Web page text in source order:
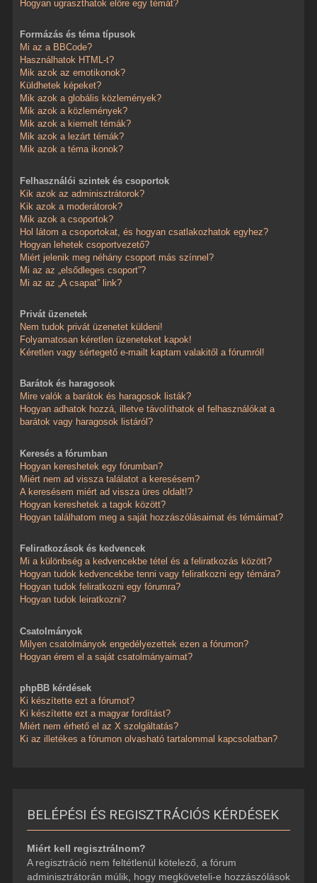
Hogyan ugraszthatok előre egy témát?
Formázás és téma típusok
Mi az a BBCode?
Használhatok HTML-t?
Mik azok az emotikonok?
Küldhetek képeket?
Mik azok a globális közlemények?
Mik azok a közlemények?
Mik azok a kiemelt témák?
Mik azok a lezárt témák?
Mik azok a téma ikonok?
Felhasználói szintek és csoportok
Kik azok az adminisztrátorok?
Kik azok a moderátorok?
Mik azok a csoportok?
Hol látom a csoportokat, és hogyan csatlakozhatok egyhez?
Hogyan lehetek csoportvezető?
Miért jelenik meg néhány csoport más színnel?
Mi az az „elsődleges csoport”?
Mi az az „A csapat” link?
Privát üzenetek
Nem tudok privát üzenetet küldeni!
Folyamatosan kéretlen üzeneteket kapok!
Kéretlen vagy sértegető e-mailt kaptam valakitől a fórumról!
Barátok és haragosok
Mire valók a barátok és haragosok listák?
Hogyan adhatok hozzá, illetve távolíthatok el felhasználókat a
barátok vagy haragosok listáról?
Keresés a fórumban
Hogyan kereshetek egy fórumban?
Miért nem ad vissza találatot a keresésem?
A keresésem miért ad vissza üres oldalt!?
Hogyan kereshetek a tagok között?
Hogyan találhatom meg a saját hozzászólásaimat és témáimat?
Feliratkozások és kedvencek
Mi a különbség a kedvencekbe tétel és a feliratkozás között?
Hogyan tudok kedvencekbe tenni vagy feliratkozni egy témára?
Hogyan tudok feliratkozni egy fórumra?
Hogyan tudok leiratkozni?
Csatolmányok
Milyen csatolmányok engedélyezettek ezen a fórumon?
Hogyan érem el a saját csatolmányaimat?
phpBB kérdések
Ki készítette ezt a fórumot?
Ki készítette ezt a magyar fordítást?
Miért nem érhető el az X szolgáltatás?
Ki az illetékes a fórumon olvasható tartalommal kapcsolatban?
BELÉPÉSI ÉS REGISZTRÁCIÓS KÉRDÉSEK
Miért kell regisztrálnom?
A regisztráció nem feltétlenül kötelező, a fórum
adminisztrátorán múlik, hogy megköveteli-e hozzászólások